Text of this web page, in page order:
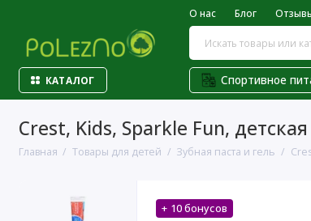
О нас Блог
КАТАЛОГ Спортивное
Crest, Kids, Sparkle Fun,
Главная Товары для детей Зубная паста и гель
+ 10 бонусов